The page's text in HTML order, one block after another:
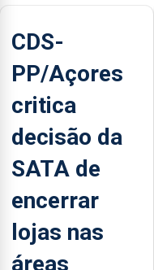
CDS-
PP/Açores
critica
decisão da
SATA de
encerrar
lojas nas
áreas